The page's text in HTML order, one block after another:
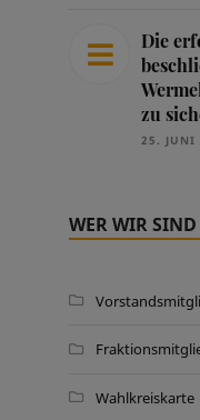
Die
zu
25. JUNI
WER WIR
Wahlkreiskarte